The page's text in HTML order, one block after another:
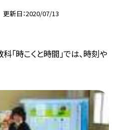
更新日 2020/07/13
「時こくと時間」では、時刻や